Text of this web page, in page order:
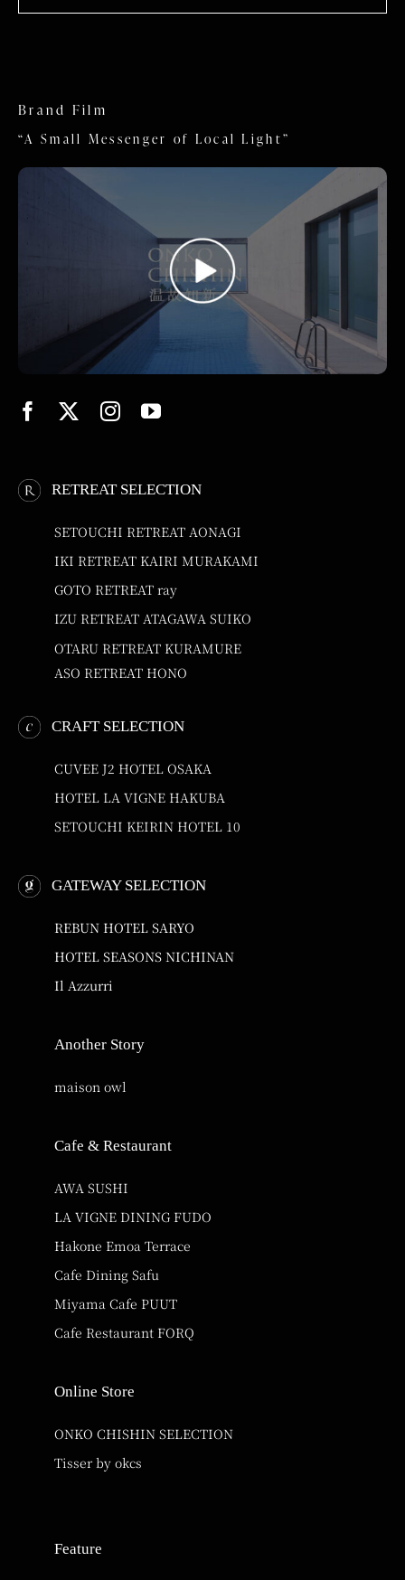
Brand Film
“A Small Messenger of Local Light”
RETREAT SELECTION
SETOUCHI RETREAT AONAGI
IKI RETREAT KAIRI MURAKAMI
GOTO RETREAT ray
IZU RETREAT ATAGAWA SUIKO
OTARU RETREAT KURAMURE
ASO RETREAT HONO
CRAFT SELECTION
CUVEE J2 HOTEL OSAKA
HOTEL LA VIGNE HAKUBA
SETOUCHI KEIRIN HOTEL 10
GATEWAY SELECTION
REBUN HOTEL SARYO
HOTEL SEASONS NICHINAN
Il Azzurri
Another Story
maison owl
Cafe & Restaurant
AWA SUSHI
LA VIGNE DINING FUDO
Hakone Emoa Terrace
Cafe Dining Safu
Miyama Cafe PUUT
Cafe Restaurant FORQ
Online Store
ONKO CHISHIN SELECTION
Tisser by okcs
Feature